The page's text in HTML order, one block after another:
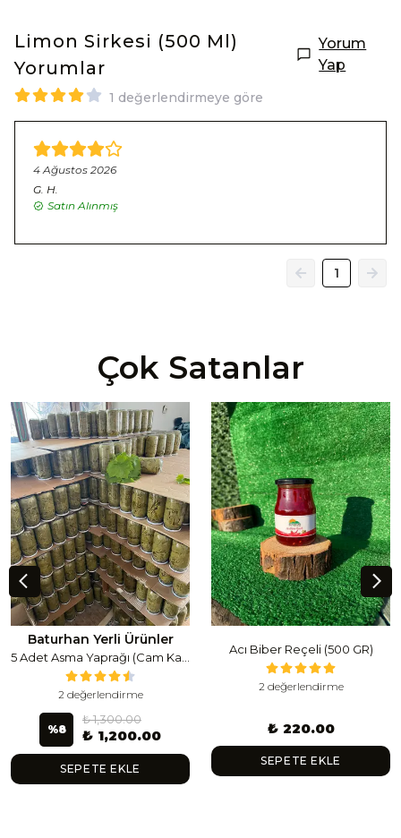
Limon Sirkesi (500 Ml)
Yorumlar
Yorum
Yap
1 değerlendirmeye göre
4 Ağustos 2026
G. H.
Satın Alınmış
1
Çok Satanlar
Baturhan Yerli Ürünler
2 değerlendirme
%8
₺ 1,300.00
₺ 1,200.00
SEPETE EKLE
Acı Biber Reçeli (500 GR)
2 değerlendirme
₺ 220.00
SEPETE EKLE